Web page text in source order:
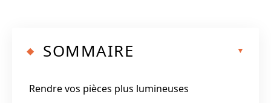
SOMMAIRE
Rendre vos pièces plus lumineuses